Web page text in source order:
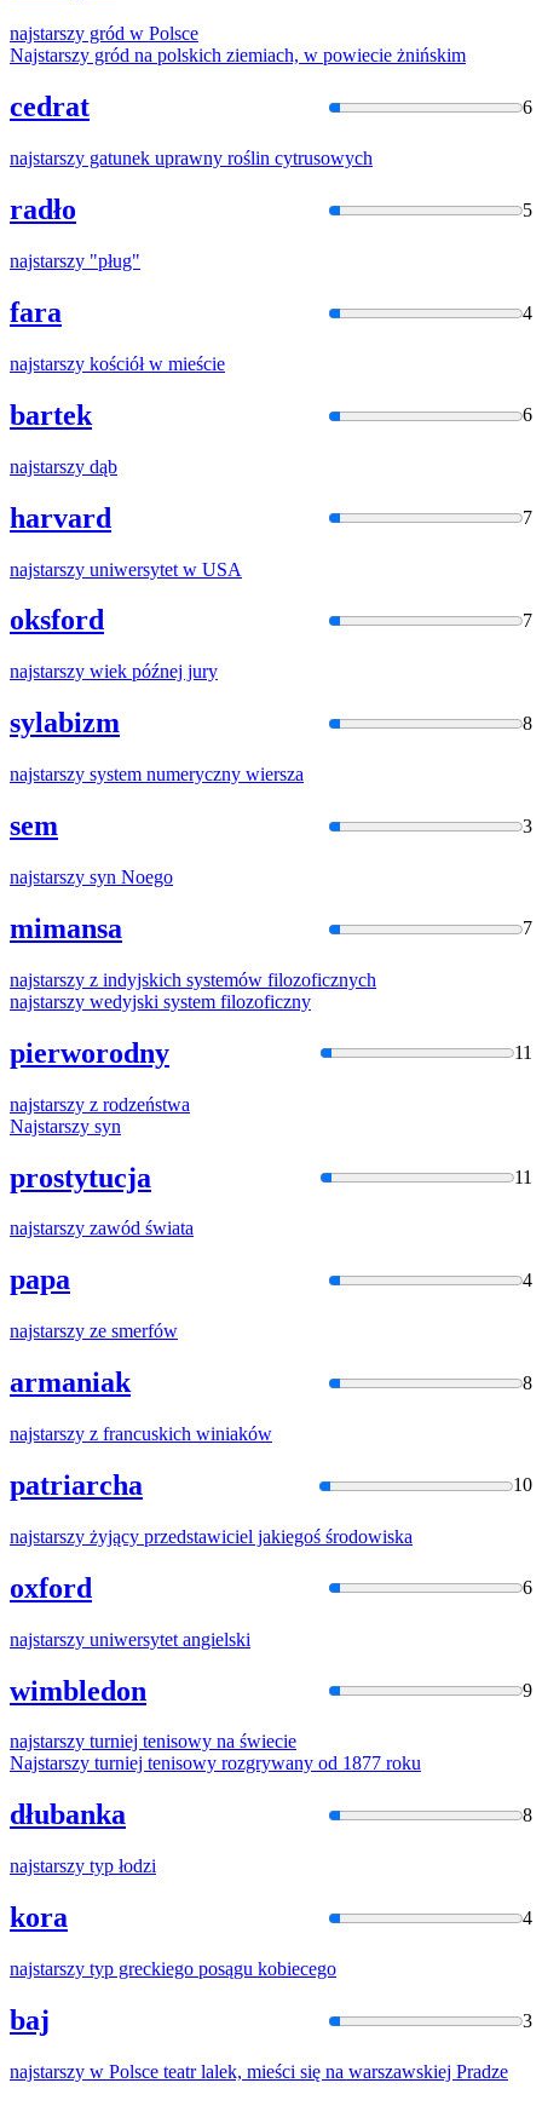
najstarszy gród w Polsce
Najstarszy gród na polskich ziemiach, w powiecie żnińskim
cedrat 6
najstarszy gatunek uprawny roślin cytrusowych
radło 5
najstarszy "pług"
fara 4
najstarszy kościółw mieście
bartek 6
najstarszy dąb
harvard 7
najstarszy uniwersytet w USA
oksford 7
najstarszy wiek późnej jury
sylabizm 8
najstarszy system numeryczny wiersza
sem 3
najstarszy syn Noego
mimansa 7
najstarszy z indyjskich systemów filozoficznych
najstarszy wedyjski system filozoficzny
pierworodny 11
najstarszy z rodzeństwa
Najstarszy syn
prostytucja 11
najstarszy zawód świata
papa 4
najstarszy ze smerfów
armaniak 8
najstarszy z francuskich winiaków
patriarcha 10
najstarszy żyjący przedstawiciel jakiegoś środowiska
oxford 6
najstarszy uniwersytet angielski
wimbledon 9
najstarszy turniej tenisowy na świecie
Najstarszy turniej tenisowy rozgrywany od 1877 roku
dłubanka 8
najstarszy typ łodzi
kora 4
najstarszy typ greckiego posągu kobiecego
baj 3
najstarszy w Polsce teatr lalek, mieści się na warszawskiej Pradze